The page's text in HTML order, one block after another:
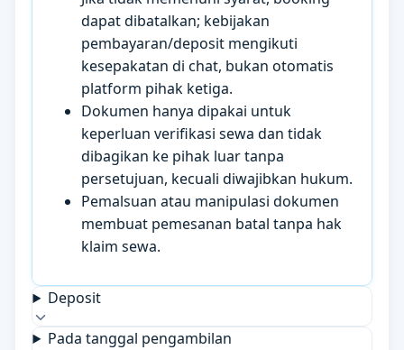
dapat dibatalkan; kebijakan
pembayaran/deposit mengikuti
kesepakatan di chat, bukan otomatis
platform pihak ketiga.
Dokumen hanya dipakai untuk
keperluan verifikasi sewa dan tidak
dibagikan ke pihak luar tanpa
persetujuan, kecuali diwajibkan hukum.
Pemalsuan atau manipulasi dokumen
membuat pemesanan batal tanpa hak
klaim sewa.
Deposit
Pada tanggal pengambilan